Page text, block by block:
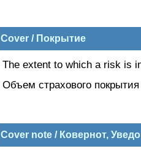
Cover / Покрытие
The extent to which a risk is
Объем страхового
Cover note / Ковернот,